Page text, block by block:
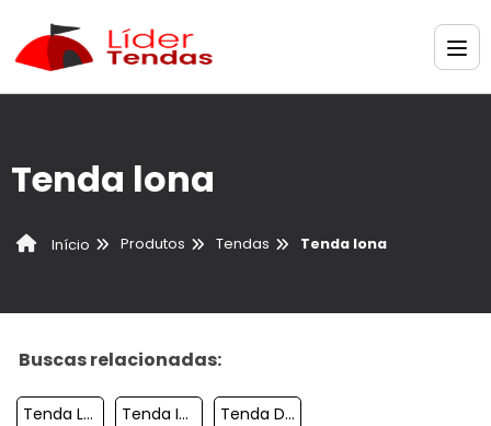
Tenda lona
Início Produtos Tendas Tenda lona
Buscas relacionadas:
Tenda Lona Tenda Inflavel Para Feiras Personalizado Tenda Duas Aguas